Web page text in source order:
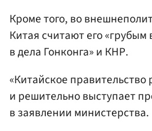
Кроме того, во
Китая считают его
в дела Гонконга» и КНР.
«Китайское правительство
и решительно выступает
в заявлении министерства.